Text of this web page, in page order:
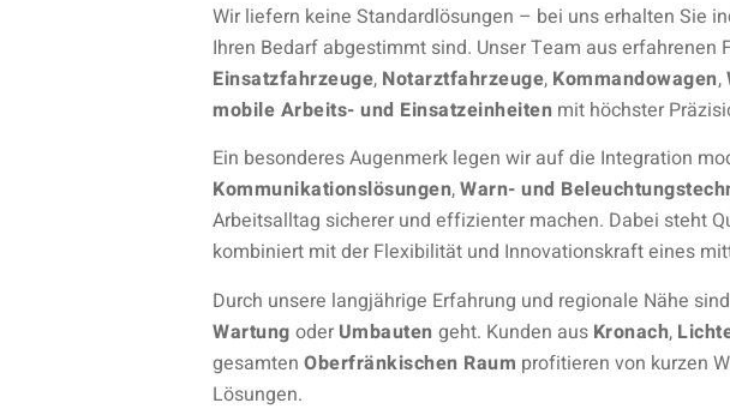
Wir liefern keine Standardlösungen – bei uns erhalten Sie
Ihren Bedarf abgestimmt sind. Unser Team aus erfahrenen
Einsatzfahrzeuge, Notarztfahrzeuge, Kommandowagen,
mobile Arbeits- und Einsatzeinheiten mit höchster
Ein besonderes Augenmerk legen wir auf die Integration
Kommunikationslösungen,Warn- und
Arbeitsalltag sicherer und effizienter machen. Dabei steht
kombiniert mit der Flexibilität und Innovationskraft eines
Durch unsere langjährige Erfahrung und regionale Nähe
Wartung oder Umbauten geht. Kunden aus Kronach,
gesamtenOberfränkischen Raum profitieren von kurzen
Lösungen.